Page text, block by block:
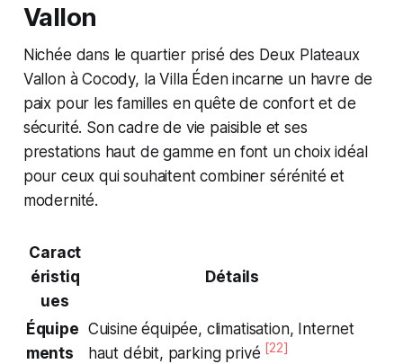
Vallon
Nichée dans le quartier prisé des Deux Plateaux
Vallon à Cocody, la Villa Éden incarne un havre de
paix pour les familles en quête de confort et de
sécurité. Son cadre de vie paisible et ses
prestations haut de gamme en font un choix idéal
pour ceux qui souhaitent combiner sérénité et
modernité.
Caract
éristiq
ues
Détails
Équipe
ments
Cuisine équipée, climatisation, Internet
haut débit, parking privé [22]